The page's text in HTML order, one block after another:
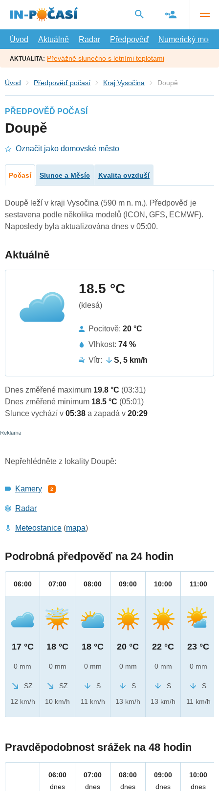
hlavní
Úvod
Aktuálně Radar Předpověď Numerický model
AKTUALITA: Převážně slunečno s letními teplotami
Úvod Předpověď počasí Kraj Vysočina Doupě
PŘEDPOVĚĎ POČASÍ
Doupě
Označit jako domovské město
Počasí Slunce a Měsíc Kvalita ovzduší
Doupě leží v kraji Vysočina (590 m n. m.). Předpověď je
sestavena podle několika modelů (ICON, GFS, ECMWF).
Naposledy byla aktualizována dnes v 05:00.
Aktuálně
18.5 °C
(klesá)
Pocitově: 20 °C
Vlhkost: 74 %
Vítr:
S, 5 km/h
Dnes změřené maximum 19.8 °C (03:31)
Dnes změřené minimum 18.5 °C (05:01)
Slunce vychází v 05:38 a zapadá v 20:29
Nepřehlédněte z lokality Doupě:
Kamery 2
Radar
Meteostanice (mapa)
Podrobná předpověď na 24 hodin
06:00
17 °C
0 mm
SZ
12 km/h
07:00
18 °C
0 mm
SZ
10 km/h
08:00
18 °C
0 mm
S
11 km/h
09:00
20 °C
0 mm
S
13 km/h
10:00
22 °C
0 mm
S
13 km/h
11:00
23 °C
0 mm
S
11 km/h
Pravděpodobnost srážek na 48 hodin
06:00
dnes
07:00
dnes
08:00
dnes
09:00
dnes
10:00
dnes